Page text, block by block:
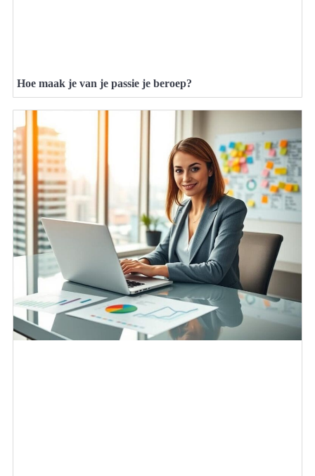
Hoe maak je van je passie je beroep?